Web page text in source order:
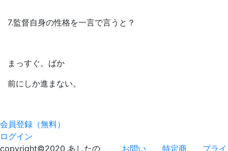
7.監督自身の性格を一言で言うと？
まっすぐ。ばか
前にしか進まない。
会員登録（無料）
ログイン
copyright©2020 あしたの
お問い 特定商 プライ